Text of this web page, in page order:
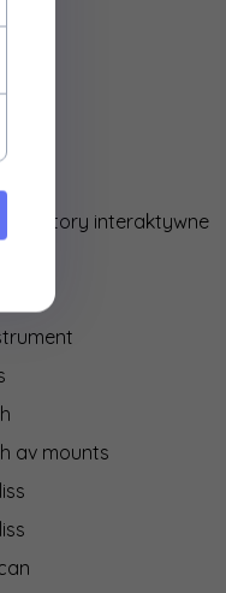
monitory interaktywne
av mounts